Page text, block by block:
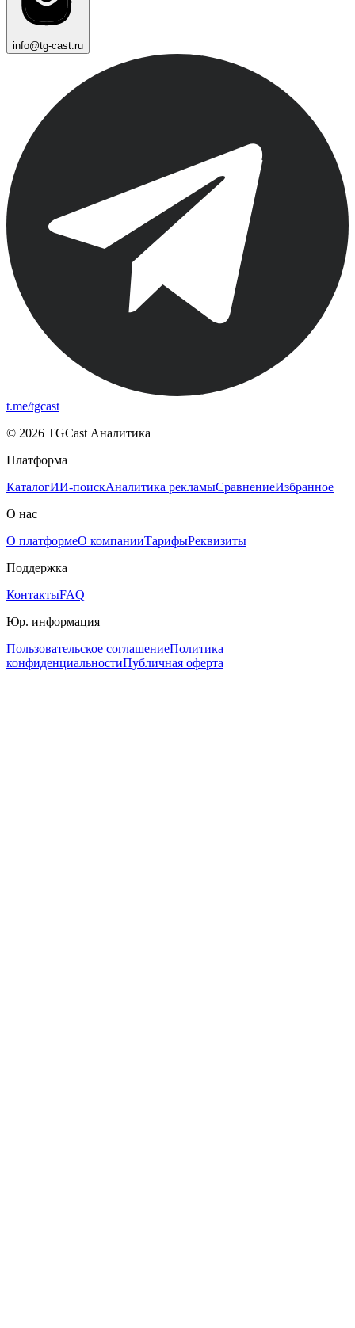
info@tg-cast.ru
t.me/tgcast
© 2026 TGCast Аналитика
Платформа
КаталогИИ-поискАналитика рекламыСравнениеИзбранное
О нас
О платформеО компанииТарифыРеквизиты
Поддержка
КонтактыFAQ
Юр. информация
Пользовательское соглашениеПолитика
конфиденциальностиПубличная оферта